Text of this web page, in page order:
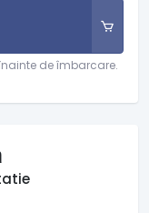
de îmbarcare.